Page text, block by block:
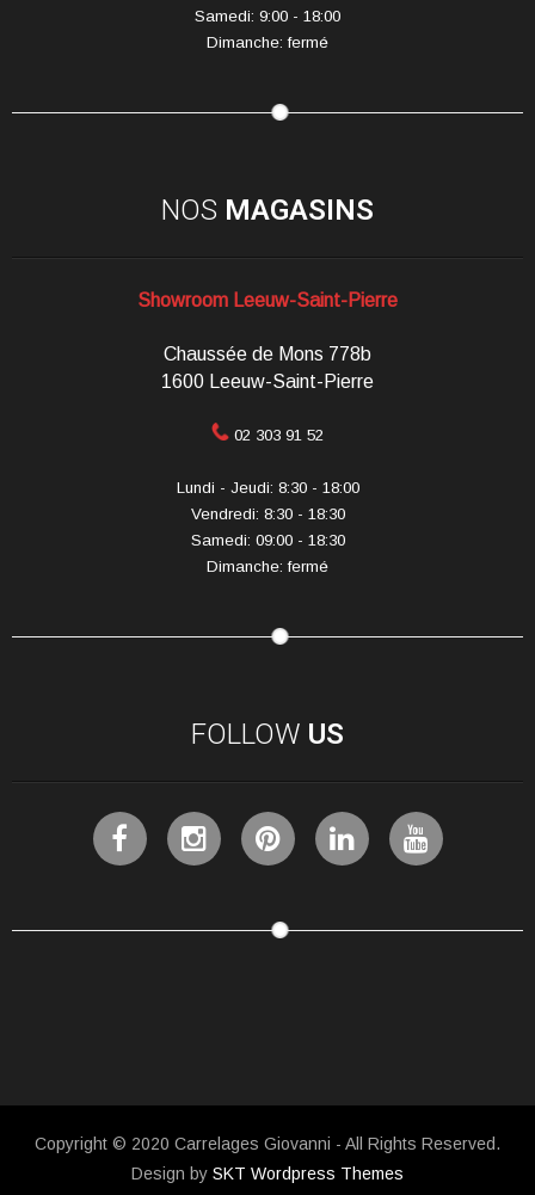
Samedi: 9:00 - 18:00
Dimanche: fermé
NOS MAGASINS
Showroom Leeuw-Saint-Pierre
Chaussée de Mons 778b
1600 Leeuw-Saint-Pierre
02 303 91 52
Lundi - Jeudi: 8:30 - 18:00
Vendredi: 8:30 - 18:30
Samedi: 09:00 - 18:30
Dimanche: fermé
FOLLOW US
Copyright © 2020 Carrelages Giovanni - All Rights Reserved.
Design by SKT Wordpress Themes